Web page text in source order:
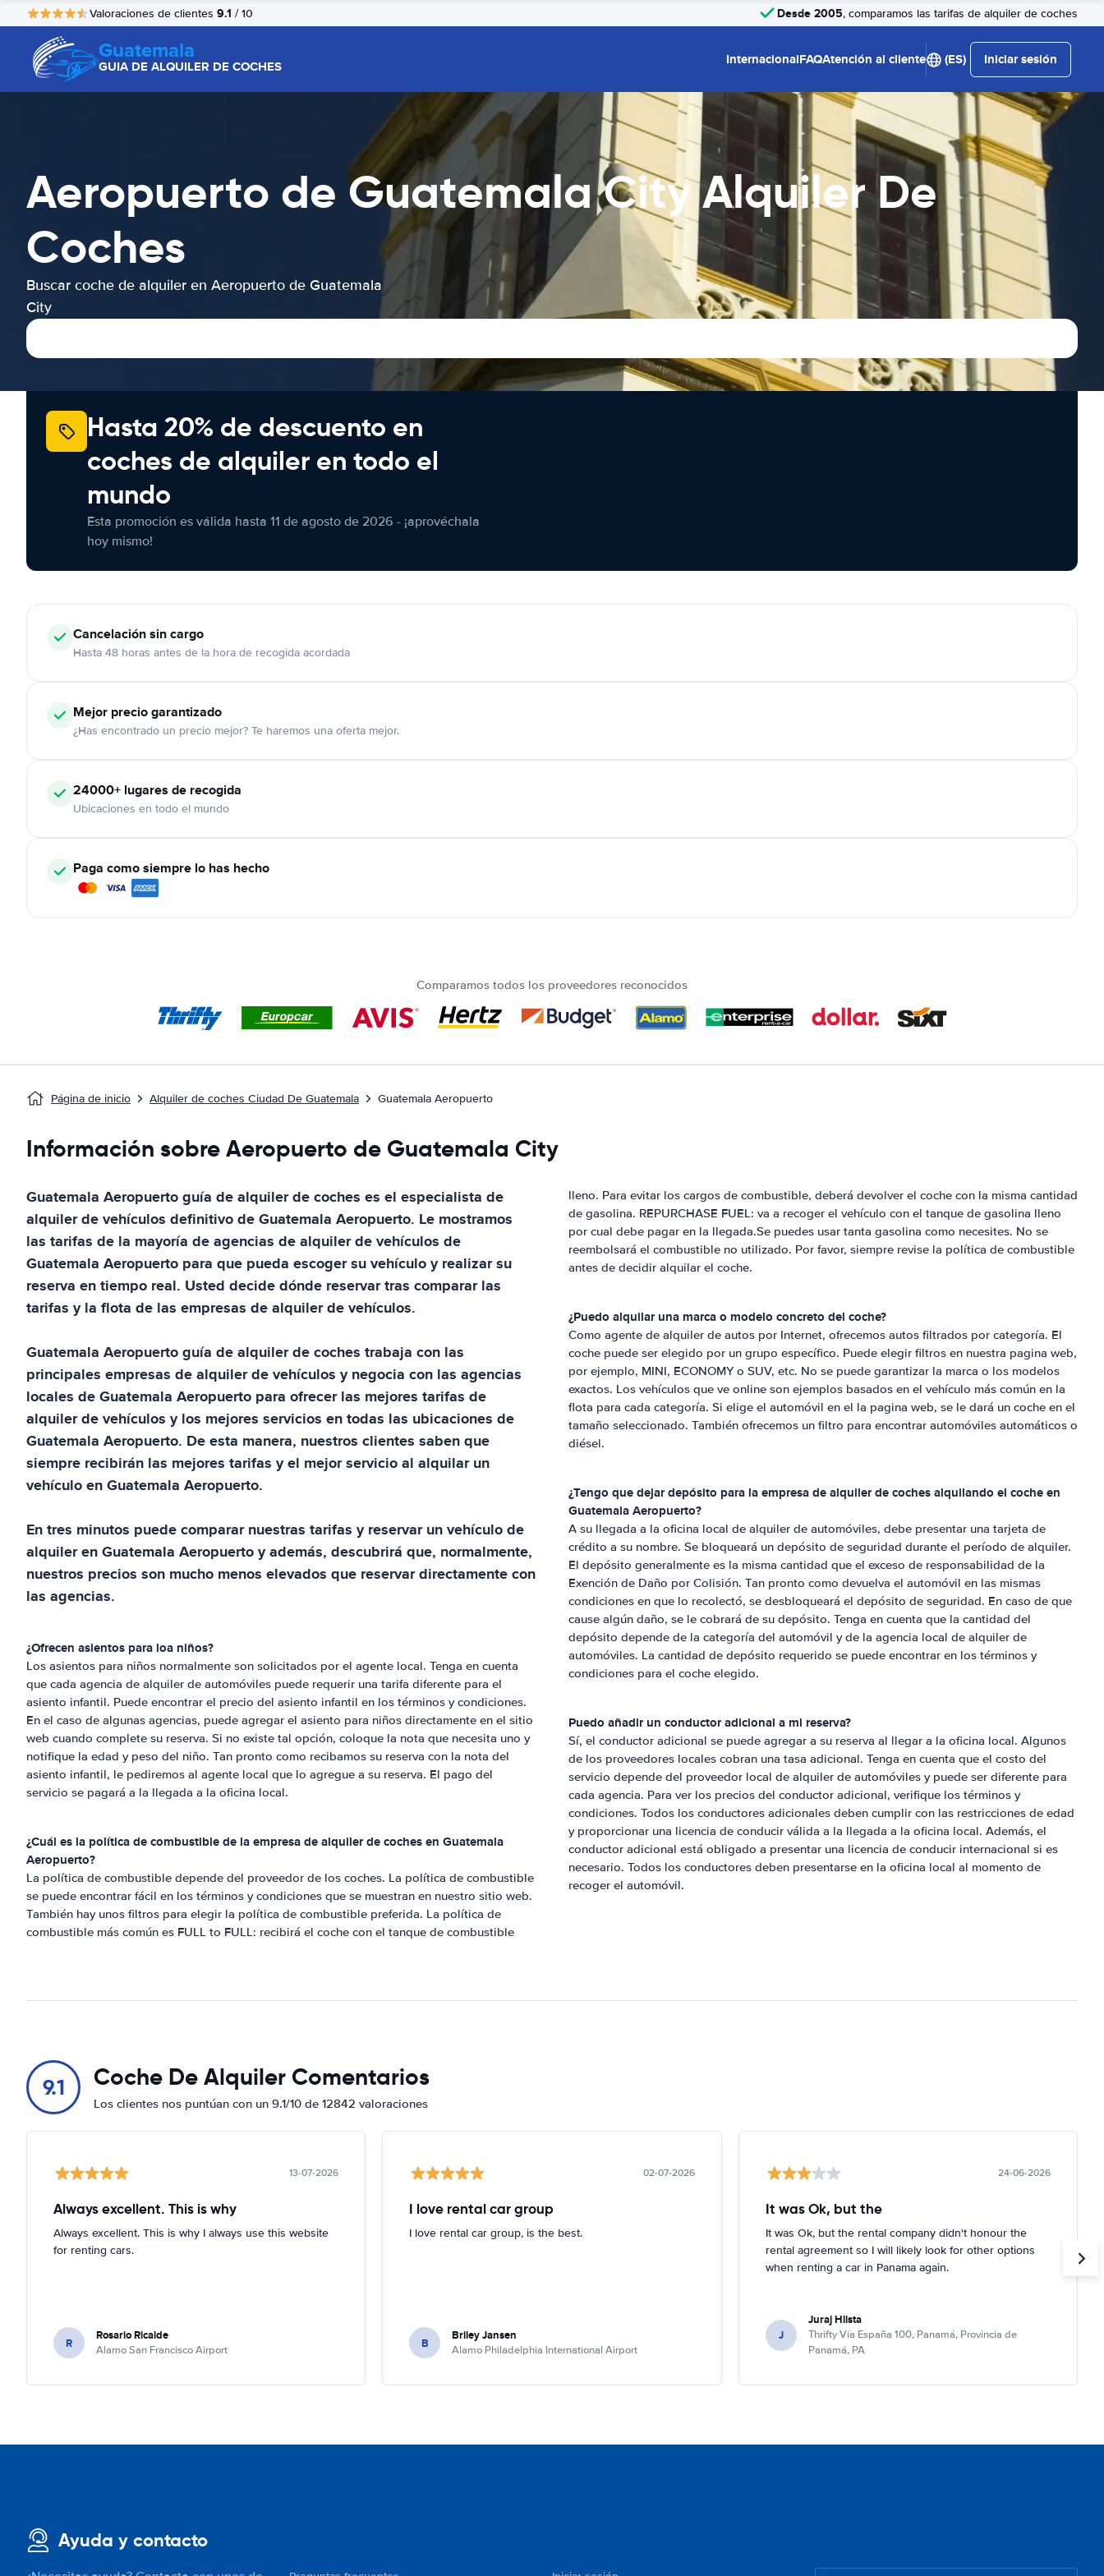
Valoraciones de clientes 9.1 / 10 Desde 2005, comparamos las tarifas de alquiler de coches
Guatemala
GUIA DE ALQUILER DE COCHES InternacionalFAQAtención al cliente (ES) Iniciar sesión
Aeropuerto de Guatemala City Alquiler De
Coches
Buscar coche de alquiler en Aeropuerto de Guatemala
City
Hasta 20% de descuento en
coches de alquiler en todo el
mundo
Esta promoción es válida hasta 11 de agosto de 2026 - ¡aprovéchala
hoy mismo!
Cancelaciónsin cargo
Hasta 48 horas antes de la hora de recogida acordada
Mejor precio garantizado
¿Has encontrado un precio mejor? Te haremos una oferta mejor.
24000+ lugares de recogida
Ubicaciones en todo el mundo
Paga como siempre lo has hecho
Comparamos todos los proveedores reconocidos
Página de inicio Alquiler de coches Ciudad De Guatemala Guatemala Aeropuerto
Información sobre Aeropuerto de Guatemala City
Guatemala Aeropuertoguía de alquiler de coches es el especialista de
alquiler de vehículos definitivo deGuatemala Aeropuerto. Le mostramos
las tarifas de la mayoría de agencias de alquiler de vehículos de
Guatemala Aeropuerto para que pueda escoger su vehículo y realizar su
reserva en tiempo real. Usted decide dónde reservar tras comparar las
tarifas y la flota de las empresas de alquiler de vehículos.
Guatemala Aeropuertoguía de alquiler de coches trabaja con las
principales empresas de alquiler de vehículos y negocia con las agencias
locales deGuatemala Aeropuerto para ofrecer las mejores tarifas de
alquiler de vehículos y los mejores servicios en todas las ubicaciones de
Guatemala Aeropuerto. De esta manera, nuestros clientes saben que
siempre recibirán las mejores tarifas y el mejor servicio al alquilar un
vehículo enGuatemala Aeropuerto.
En tres minutos puede comparar nuestras tarifas y reservar un vehículo de
alquiler enGuatemala Aeropuertoy además, descubrirá que, normalmente,
nuestros precios son mucho menos elevados que reservar directamente con
las agencias.
¿Ofrecen asientos para loa niños?
Los asientos para niños normalmente son solicitados por el agente local. Tenga en cuenta
que cada agencia de alquiler de automóviles puede requerir una tarifa diferente para el
asiento infantil. Puede encontrar el precio del asiento infantil en los términos y condiciones.
En el caso de algunas agencias, puede agregar el asiento para niños directamente en el sitio
web cuando complete su reserva. Si no existe tal opción, coloque la nota que necesita uno y
notifique la edad y peso del niño. Tan pronto como recibamos su reserva con la nota del
asiento infantil, le pediremos al agente local que lo agregue a su reserva. El pago del
servicio se pagará a la llegada a la oficina local.
¿Cuál es la política de combustible de la empresa de alquiler de coches en Guatemala
Aeropuerto?
La política de combustible depende del proveedor de los coches. La política de combustible
se puede encontrar fácil en los términos y condiciones que se muestran en nuestro sitio web.
También hay unos filtros para elegir la política de combustible preferida. La política de
combustible más común es FULL to FULL: recibirá el coche con el tanque de combustible
lleno. Para evitar los cargos de combustible, deberá devolver el coche con la misma cantidad
de gasolina. REPURCHASE FUEL: va a recoger el vehículo con el tanque de gasolina lleno
por cual debe pagar en la llegada.Se puedes usar tanta gasolina como necesites. No se
reembolsará el combustible no utilizado. Por favor, siempre revise la política de combustible
antes de decidir alquilar el coche.
¿Puedo alquilar una marca o modelo concreto del coche?
Como agente de alquiler de autos por Internet, ofrecemos autos filtrados por categoría. El
coche puede ser elegido por un grupo específico. Puede elegir filtros en nuestra pagina web,
por ejemplo, MINI, ECONOMY o SUV, etc. No se puede garantizar la marca o los modelos
exactos. Los vehículos que ve online son ejemplos basados en el vehículo más común en la
flota para cada categoría. Si elige el automóvil en el la pagina web, se le dará un coche en el
tamaño seleccionado. También ofrecemos un filtro para encontrar automóviles automáticos o
diésel.
¿Tengo que dejar depósito para la empresa de alquiler de coches alquilando el coche en
Guatemala Aeropuerto?
A su llegada a la oficina local de alquiler de automóviles, debe presentar una tarjeta de
crédito a su nombre. Se bloqueará un depósito de seguridad durante el período de alquiler.
El depósito generalmente es la misma cantidad que el exceso de responsabilidad de la
Exención de Daño por Colisión. Tan pronto como devuelva el automóvil en las mismas
condiciones en que lo recolectó, se desbloqueará el depósito de seguridad. En caso de que
cause algún daño, se le cobrará de su depósito. Tenga en cuenta que la cantidad del
depósito depende de la categoría del automóvil y de la agencia local de alquiler de
automóviles. La cantidad de depósito requerido se puede encontrar en los términos y
condiciones para el coche elegido.
Puedo añadir un conductor adicional a mi reserva?
Sí, el conductor adicional se puede agregar a su reserva al llegar a la oficina local. Algunos
de los proveedores locales cobran una tasa adicional. Tenga en cuenta que el costo del
servicio depende del proveedor local de alquiler de automóviles y puede ser diferente para
cada agencia. Para ver los precios del conductor adicional, verifique los términos y
condiciones. Todos los conductores adicionales deben cumplir con las restricciones de edad
y proporcionar una licencia de conducir válida a la llegada a la oficina local. Además, el
conductor adicional está obligado a presentar una licencia de conducir internacional si es
necesario. Todos los conductores deben presentarse en la oficina local al momento de
recoger el automóvil.
9.1 Coche De Alquiler Comentarios
Los clientes nos puntúan con un 9.1/10 de 12842 valoraciones
13-07-2026
Always excellent. This is why
Always excellent. This is why I always use this website
for renting cars.
R Rosario Ricalde
Alamo San Francisco Airport
02-07-2026
I love rental car group
I love rental car group, is the best.
B Briley Jansen
Alamo Philadelphia International Airport
24-06-2026
It was Ok, but the
It was Ok, but the rental company didn't honour the
rental agreement so I will likely look for other options
when renting a car in Panama again.
J
Juraj Hlista
Thrifty Vía España 100, Panamá, Provincia de
Panamá, PA
Ayuda y contacto